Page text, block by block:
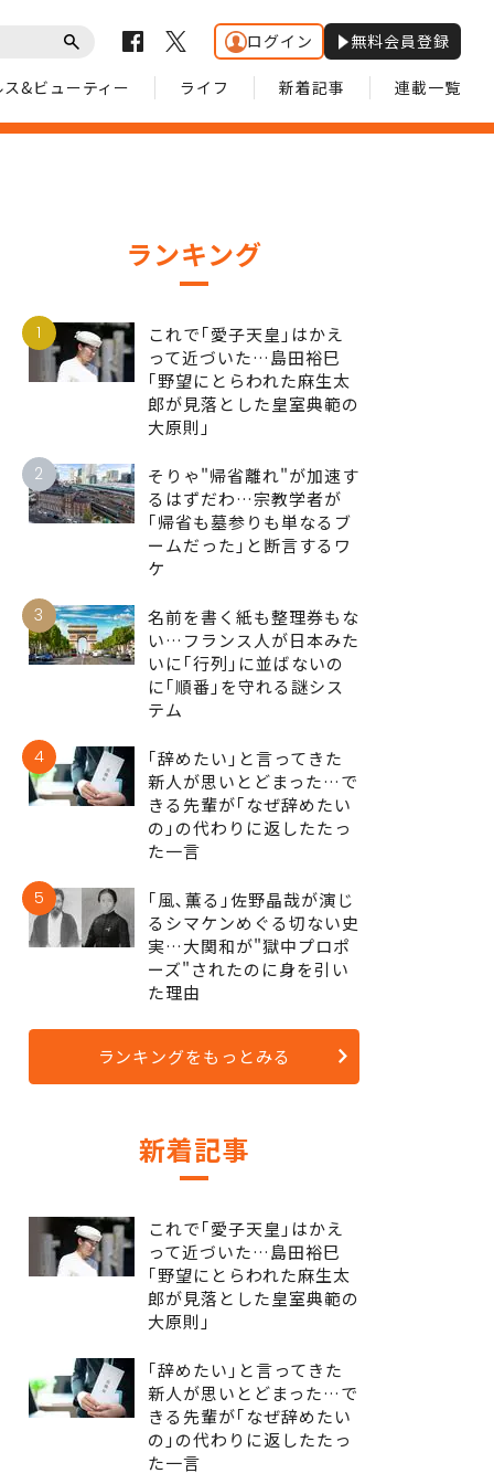
ログイン 無料会員登録
ス&ビューティー ライフ 新着記事 連載一覧
ランキング
1
これで｢愛子天皇｣はかえ
って近づいた…島田裕巳
｢野望にとらわれた麻生太
郎が見落とした皇室典範の
大原則｣
2
そりゃ"帰省離れ"が加速す
るはずだわ…宗教学者が
｢帰省も墓参りも単なるブ
ームだった｣と断言するワ
ケ
3
名前を書く紙も整理券もな
い…フランス人が日本みた
いに｢行列｣に並ばないの
に｢順番｣を守れる謎シス
テム
4
｢辞めたい｣と言ってきた
新人が思いとどまった…で
きる先輩が｢なぜ辞めたい
の｣の代わりに返したたっ
た一言
5
｢風､薫る｣佐野晶哉が演じ
るシマケンめぐる切ない史
実…大関和が"獄中プロポ
ーズ"されたのに身を引い
た理由
ランキングをもっとみる
新着記事
これで｢愛子天皇｣はかえ
って近づいた…島田裕巳
｢野望にとらわれた麻生太
郎が見落とした皇室典範の
大原則｣
｢辞めたい｣と言ってきた
新人が思いとどまった…で
きる先輩が｢なぜ辞めたい
の｣の代わりに返したたっ
た一言